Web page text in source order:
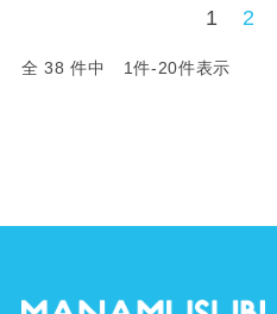
1 2
全 38 件中 1件-20件表示